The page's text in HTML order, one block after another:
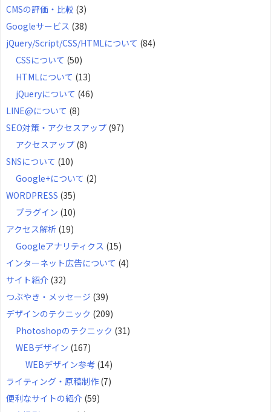
CMSの評価・比較 (3)
Googleサービス (38)
jQuery/Script/CSS/HTMLについて (84)
CSSについて (50)
HTMLについて (13)
jQueryについて (46)
LINE@について (8)
SEO対策・アクセスアップ (97)
アクセスアップ (8)
SNSについて (10)
Google+について (2)
WORDPRESS (35)
プラグイン (10)
アクセス解析 (19)
Googleアナリティクス (15)
インターネット広告について (4)
サイト紹介 (32)
つぶやき・メッセージ (39)
デザインのテクニック (209)
Photoshopのテクニック (31)
WEBデザイン (167)
WEBデザイン参考 (14)
ライティング・原稿制作 (7)
便利なサイトの紹介 (59)